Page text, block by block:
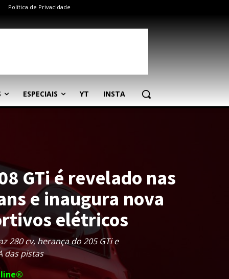
Política de Privacidade
ESPECIAIS YT INSTA
GTi é revelado nas
e inaugura nova
elétricos
280 cv, herança do 205 GTi e
das pistas